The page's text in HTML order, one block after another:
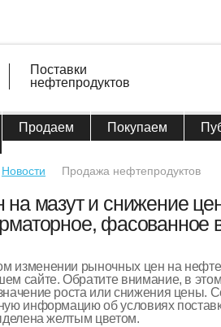
Поставки
нефтепродуктов
Продаем Покупаем
Новости Продажа нефтепродуктов
мазут и снижение
фасованное
изменении рыночных цен на
сайте. Обратите внимание, в
роста или снижения цены.
информацию об условиях
желтым цветом.